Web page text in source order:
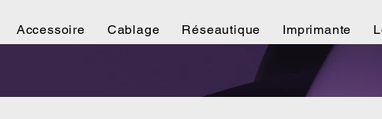
Accessoire Cablage Réseautique Imprimante